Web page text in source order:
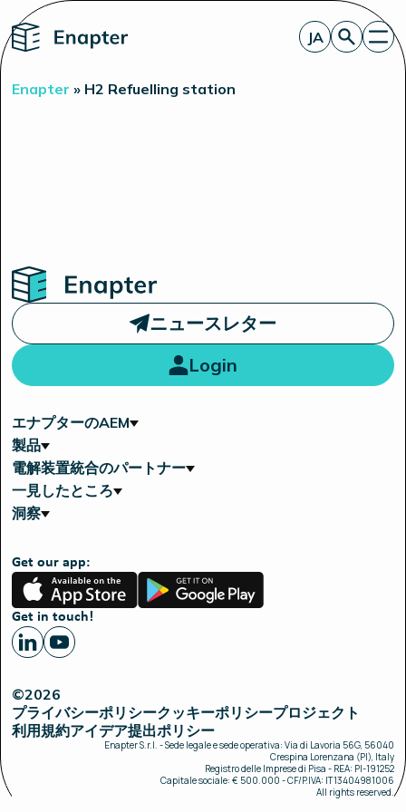
お見積もり
JA
Enapter » H2 Refuelling station
ニュースレター
Login
エナプターのAEM
製品
電解装置統合のパートナー
一見したところ
洞察
Get our app:
App
Store
Google
Play
Get in touch!
©2026
プライバシーポリシークッキーポリシープロジェクト
利用規約アイデア提出ポリシー
Enapter S.r.l. - Sede legale e sede operativa: Via di Lavoria 56G, 56040
Crespina Lorenzana (PI), Italy
Registro delle Imprese di Pisa - REA: PI-191252
Capitale sociale: € 500.000 - CF/P.IVA: IT13404981006
All rights reserved.